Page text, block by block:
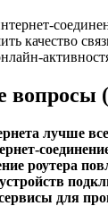
качество
вопросы
лучше
роутера
для